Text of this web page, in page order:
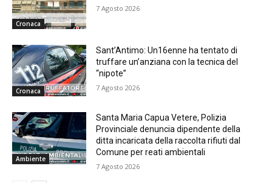
Cronaca
7 Agosto 2026
Cronaca
Sant’Antimo: Un16enne ha tentato di
truffare un’anziana con la tecnica del
“nipote”
7 Agosto 2026
Ambiente
Santa Maria Capua Vetere, Polizia
Provinciale denuncia dipendente della
ditta incaricata della raccolta rifiuti dal
Comune per reati ambientali
7 Agosto 2026